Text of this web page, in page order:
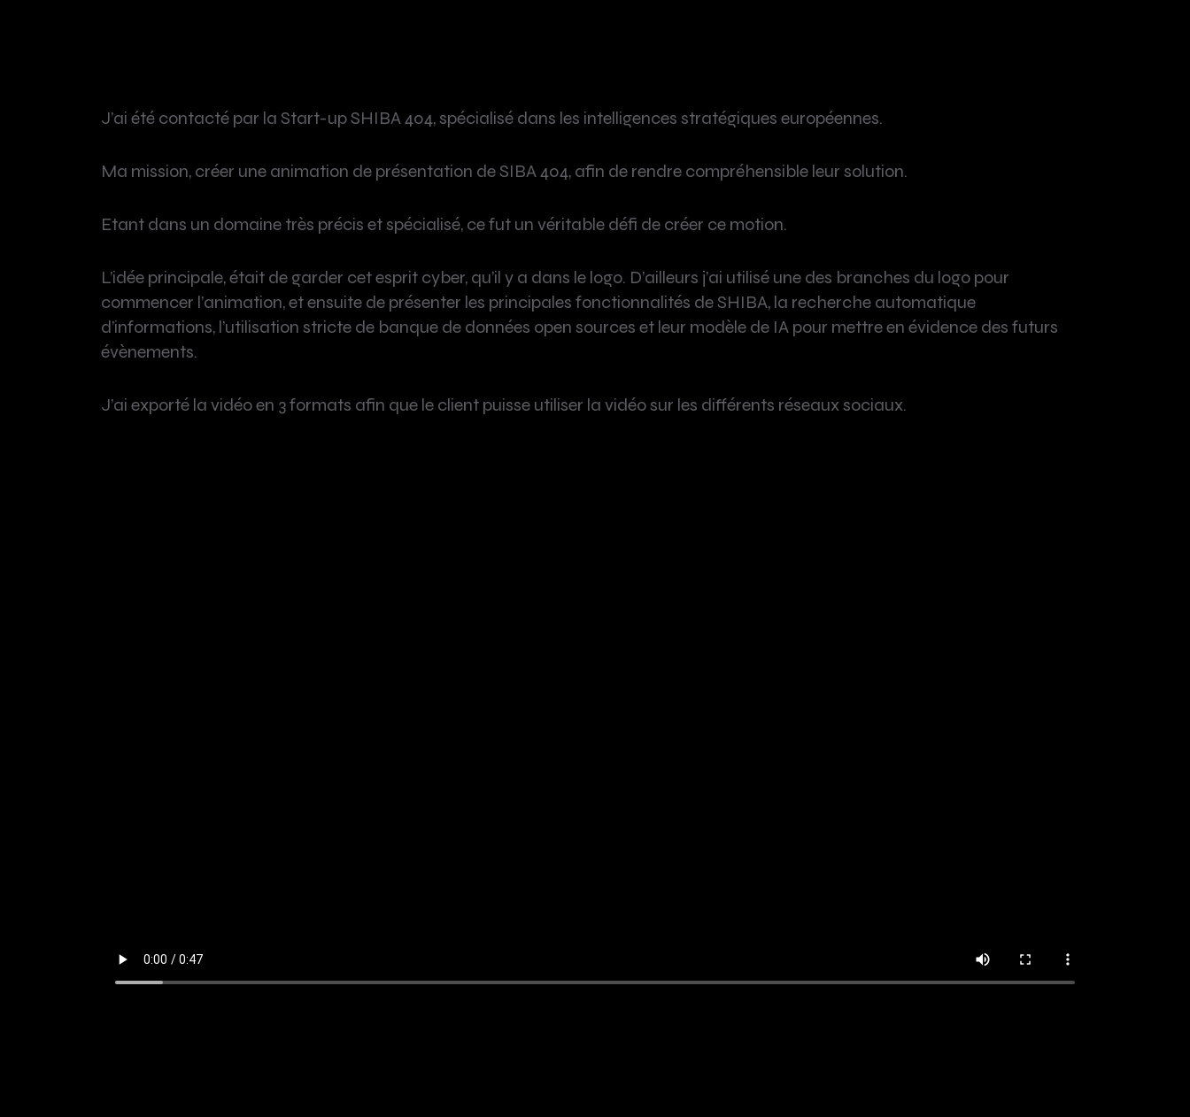
J’ai été contacté par la Start-up SHIBA 404, spécialisé dans les intelligences stratégiques européennes.
Ma mission, créer une animation de présentation de SIBA 404, afin de rendre compréhensible leur solution.
Etant dans un domaine très précis et spécialisé, ce fut un véritable défi de créer ce motion.
L’idée principale, était de garder cet esprit cyber, qu’il y a dans le logo. D’ailleurs j’ai utilisé une des branches du logo pour
commencer l’animation, et ensuite de présenter les principales fonctionnalités de SHIBA, la recherche automatique
d’informations, l’utilisation stricte de banque de données open sources et leur modèle de IA pour mettre en évidence des futurs
évènements.
J’ai exporté la vidéo en 3 formats afin que le client puisse utiliser la vidéo sur les différents réseaux sociaux.